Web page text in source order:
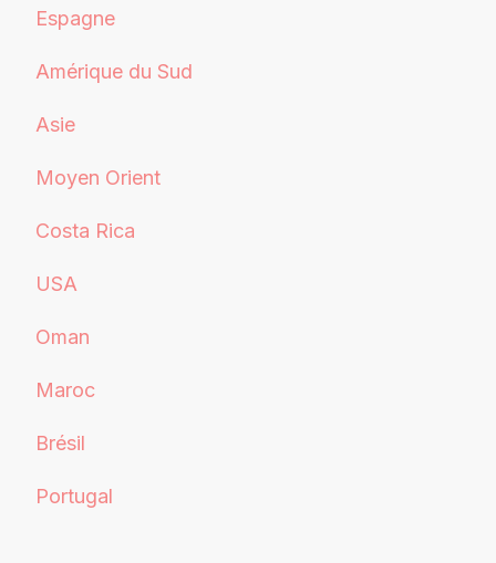
Espagne
Amérique du Sud
Asie
Moyen Orient
Costa Rica
USA
Oman
Maroc
Brésil
Portugal